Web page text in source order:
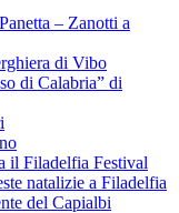
– Zanotti a
di Vibo
di Calabria” di
Filadelfia Festival
natalizie a Filadelfia
del Capialbi